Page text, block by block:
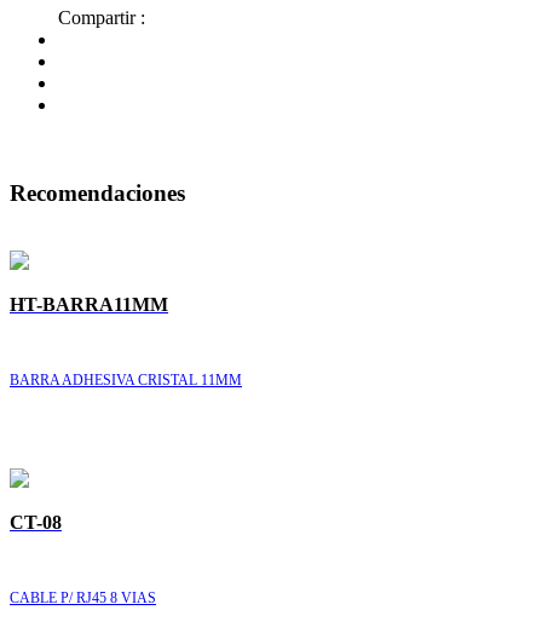
Compartir :
Recomendaciones
HT-BARRA11MM
BARRA ADHESIVA CRISTAL 11MM
CT-08
CABLE P/ RJ45 8 VIAS